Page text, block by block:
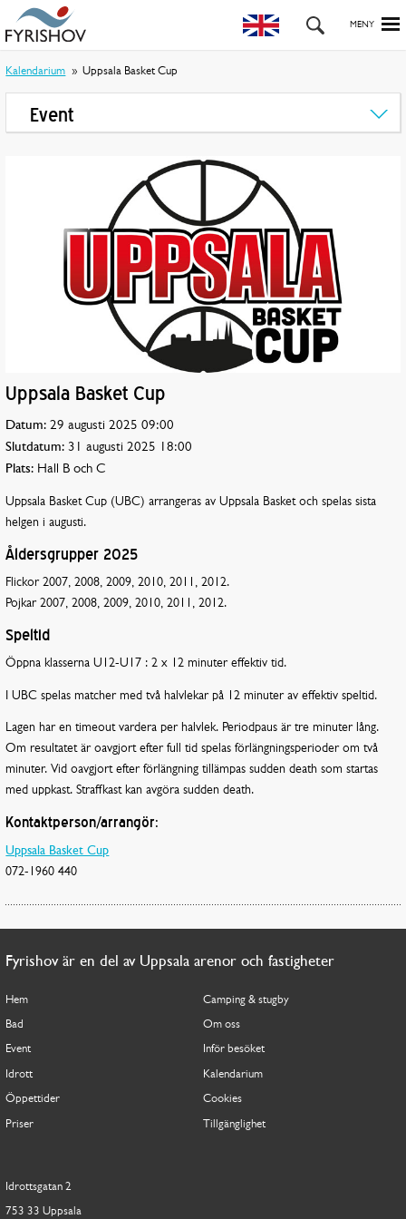
Kalendarium Uppsala Basket Cup
Event
Uppsala Basket Cup
Datum: 29 augusti 2025 09:00
Slutdatum: 31 augusti 2025 18:00
Plats: Hall B och C
Uppsala Basket Cup (UBC) arrangeras av Uppsala Basket och spelas sista
helgen i augusti.
Åldersgrupper 2025
Flickor 2007, 2008, 2009, 2010, 2011, 2012.
Pojkar 2007, 2008, 2009, 2010, 2011, 2012.
Speltid
Öppna klasserna U12-U17 : 2 x 12 minuter effektiv tid.
I UBC spelas matcher med två halvlekar på 12 minuter av effektiv speltid.
Lagen har en timeout vardera per halvlek. Periodpaus är tre minuter lång.
Om resultatet är oavgjort efter full tid spelas förlängningsperioder om två
minuter. Vid oavgjort efter förlängning tillämpas sudden death som startas
med uppkast. Straffkast kan avgöra sudden death.
Kontaktperson/arrangör:
Uppsala Basket Cup
072-1960 440
Fyrishov är en del av Uppsala arenor och fastigheter
Hem
Bad
Event
Idrott
Öppettider
Priser
Camping & stugby
Om oss
Inför besöket
Kalendarium
Cookies
Tillgänglighet
Idrottsgatan 2
753 33 Uppsala